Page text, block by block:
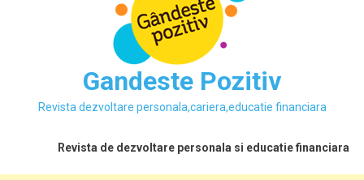
Gandeste Pozitiv
Revista dezvoltare personala,cariera,educatie financiara
Revista de dezvoltare personala si educatie financiara